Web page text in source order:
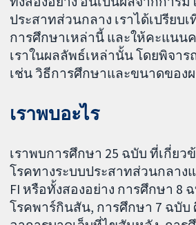
ประสาทส่วนกลาง เราได้เปรียบ
การศึกษาเหล่านี้ และให้คะแนน
เราในผลลัพธ์เหล่านั้น โดยพิจา
เช่น วิธีการศึกษาและขนาดของ
เราพบอะไร
เราพบการศึกษา 25 ฉบับ ที่เกี่ยว
โรคทางระบบประสาทส่วนกลาง
FI หรือทั้งสองอย่าง การศึกษา 8
โรคพาร์กินสัน, การศึกษา 7 ฉบับ